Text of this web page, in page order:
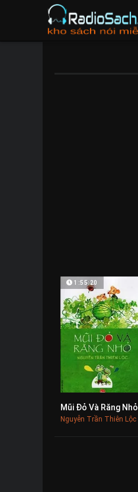
0
1:55:20
Mũi Đỏ Và Răng Nhỏ
Nguyễn Trần Thiên Lộc